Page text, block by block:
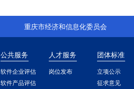
重庆市经济和信息化委员会
公共服务
软件企业评估
软件产品评估
人才服务
岗位发布
团体标准
立项公示
征求意见